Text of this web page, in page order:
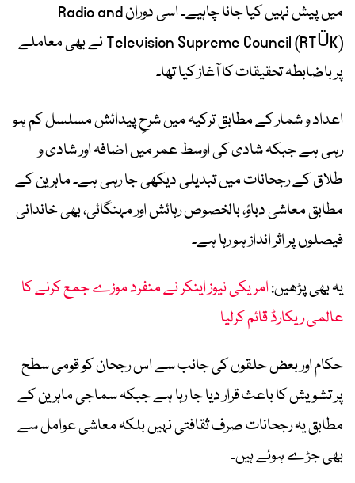
میں پیش نہیں کیا جانا چاہیے۔ اسی دوران Radio and
Television Supreme Council (RTÜK) نے بھی معاملے
پر باضابطہ تحقیقات کا آغاز کیا تھا۔
اعداد و شمار کے مطابق ترکیہ میں شرحِ پیدائش مسلسل کم ہو
رہی ہے جبکہ شادی کی اوسط عمر میں اضافہ اور شادی و
طلاق کے رجحانات میں تبدیلی دیکھی جا رہی ہے۔ ماہرین کے
مطابق معاشی دباؤ، بالخصوص رہائش اور مہنگائی، بھی خاندانی
فیصلوں پر اثر انداز ہو رہا ہے۔
یہ بھی پڑھیں:امریکی نیوز اینکر نے منفرد موزے جمع کرنے کا
عالمی ریکارڈ قائم کرلیا
حکام اور بعض حلقوں کی جانب سے اس رجحان کو قومی سطح
پر تشویش کا باعث قرار دیا جا رہا ہے جبکہ سماجی ماہرین کے
مطابق یہ رجحانات صرف ثقافتی نہیں بلکہ معاشی عوامل سے
بھی جڑے ہوئے ہیں۔